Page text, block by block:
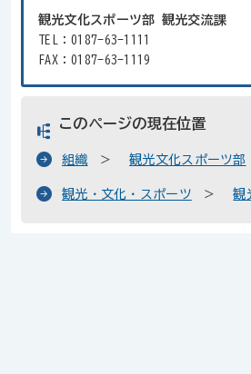
観光文化スポーツ部 観光交流課
TEL：0187-63-1111
FAX：0187-63-1119
このページの現在位置
組織 観光文化スポーツ部
観光・文化・スポーツ 観